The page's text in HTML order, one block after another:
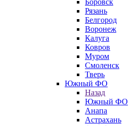
Боровск
Рязань
Белгород
Воронеж
Калуга
Ковров
Муром
Смоленск
Тверь
Южный ФО
Назад
Южный ФО
Анапа
Астрахань